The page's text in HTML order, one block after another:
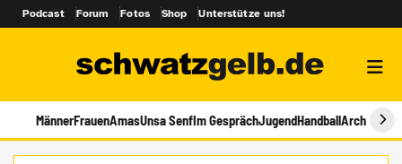
Podcast Forum Fotos Shop Unterstütze uns!
MännerFrauenAmasUnsa SenfIm GesprächJugendHandballArchiv